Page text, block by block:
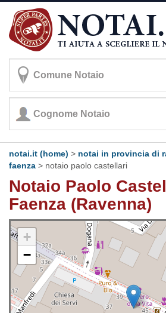
notai.it (home) > notai in provincia di
faenza > notaio paolo castellari
Notaio Paolo
Faenza (Ravenna)
+
−